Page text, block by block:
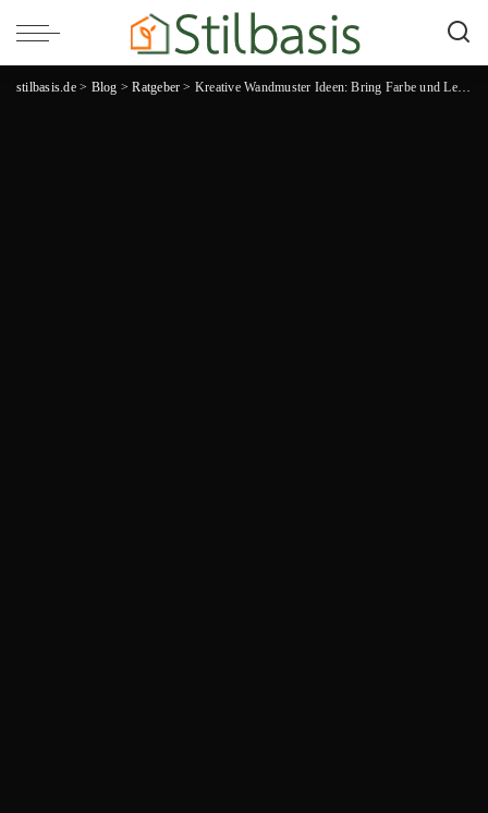
stilbasis.de> Blog >Ratgeber > Kreative Wandmuster Ideen: Bring Farbe und Leben in deine vier Wände